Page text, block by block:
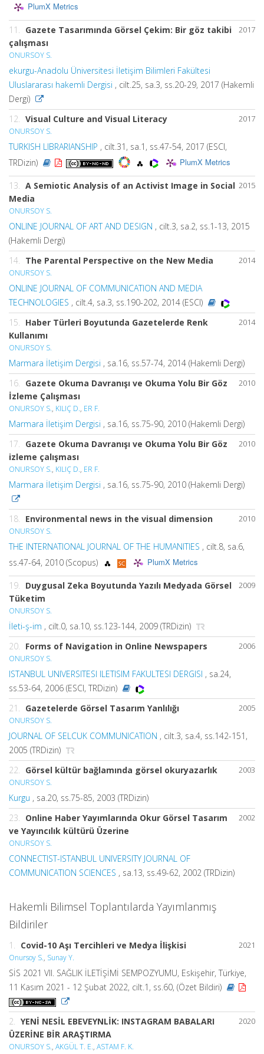
PlumX Metrics
2017
11. Gazete Tasarımında Görsel Çekim: Bir göz takibi
çalışması
ONURSOY S.
ekurgu-Anadolu Üniversitesi İletişim Bilimleri Fakültesi
Uluslararası hakemli Dergisi , cilt.25, sa.3, ss.20-29, 2017 (Hakemli
Dergi)
2017
12. Visual Culture and Visual Literacy
ONURSOY S.
TURKISH LIBRARIANSHIP , cilt.31, sa.1, ss.47-54, 2017 (ESCI,
TRDizin)
PlumX Metrics
2015
13. A Semiotic Analysis of an Activist Image in Social
Media
ONURSOY S.
ONLINE JOURNAL OF ART AND DESIGN , cilt.3, sa.2, ss.1-13, 2015
(Hakemli Dergi)
2014
14. The Parental Perspective on the New Media
ONURSOY S.
ONLINE JOURNAL OF COMMUNICATION AND MEDIA
TECHNOLOGIES , cilt.4, sa.3, ss.190-202, 2014 (ESCI)
2014
15. Haber Türleri Boyutunda Gazetelerde Renk
Kullanımı
ONURSOY S.
Marmara İletişim Dergisi , sa.16, ss.57-74, 2014 (Hakemli Dergi)
2010
16. Gazete Okuma Davranışı ve Okuma Yolu Bir Göz
İzleme Çalışması
ONURSOY S., KILIÇ D., ER F.
Marmara İletişim Dergisi , sa.16, ss.75-90, 2010 (Hakemli Dergi)
2010
17. Gazete Okuma Davranışı ve Okuma Yolu Bir Göz
izleme çalışması
ONURSOY S., KILIÇ D., ER F.
Marmara İletişim Dergisi , sa.16, ss.75-90, 2010 (Hakemli Dergi)
2010
18. Environmental news in the visual dimension
ONURSOY S.
THE INTERNATIONAL JOURNAL OF THE HUMANITIES , cilt.8, sa.6,
ss.47-64, 2010 (Scopus)
PlumX Metrics
2009
19. Duygusal Zeka Boyutunda Yazılı Medyada Görsel
Tüketim
ONURSOY S.
İleti-ş-im , cilt.0, sa.10, ss.123-144, 2009 (TRDizin)
2006
20. Forms of Navigation in Online Newspapers
ONURSOY S.
ISTANBUL UNIVERSITESI ILETISIM FAKULTESI DERGISI , sa.24,
ss.53-64, 2006 (ESCI, TRDizin)
2005
21. Gazetelerde Görsel Tasarım Yanlılığı
ONURSOY S.
JOURNAL OF SELCUK COMMUNICATION , cilt.3, sa.4, ss.142-151,
2005 (TRDizin)
2003
22. Görsel kültür bağlamında görsel okuryazarlık
ONURSOY S.
Kurgu , sa.20, ss.75-85, 2003 (TRDizin)
2002
23. Online Haber Yayımlarında Okur Görsel Tasarım
ve Yayıncılık kültürü Üzerine
ONURSOY S.
CONNECTIST-ISTANBUL UNIVERSITY JOURNAL OF
COMMUNICATION SCIENCES , sa.13, ss.49-62, 2002 (TRDizin)
Hakemli Bilimsel Toplantılarda Yayımlanmış
Bildiriler
2021
1. Covid-10 Aşı Tercihleri ve Medya İlişkisi
Onursoy S., Sunay Y.
SİS 2021 VII. SAĞLIK İLETİŞİMİ SEMPOZYUMU, Eskişehir, Türkiye,
11 Kasım 2021 - 12 Şubat 2022, cilt.1, ss.60, (Özet Bildiri)
2020
2. YENİ NESİL EBEVEYNLİK: INSTAGRAM BABALARI
ÜZERİNE BİR ARAŞTIRMA
ONURSOY S., AKGÜL T. E., ASTAM F. K.